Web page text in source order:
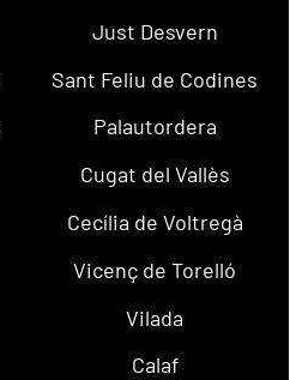
Just Desvern
Sant Feliu de Codines
Palautordera
Cugat del Vallès
Cecília de Voltregà
Vicenç de Torelló
Vilada
Calaf